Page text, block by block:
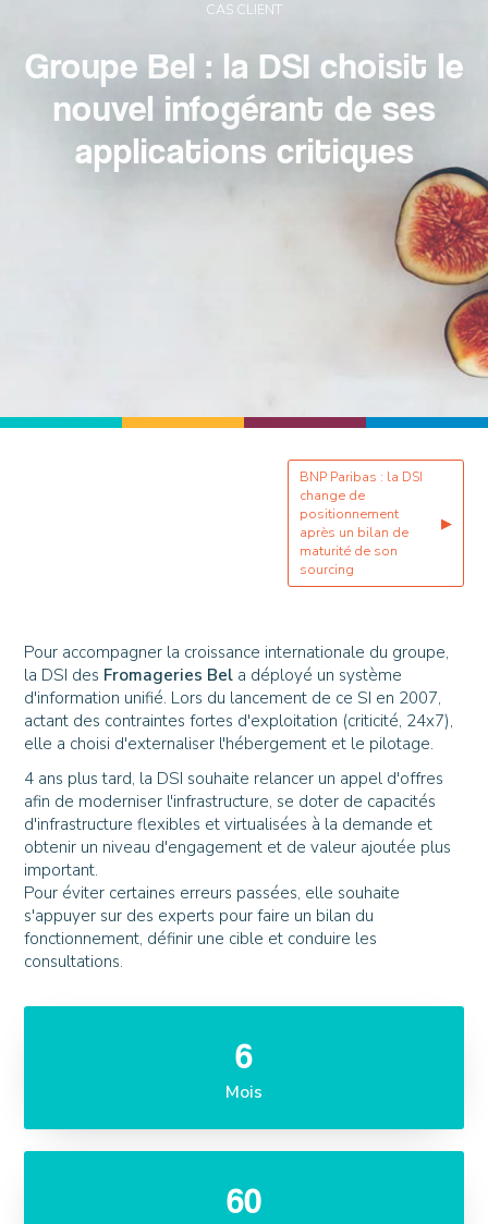
CAS CLIENT
Groupe Bel : la DSI choisit le
nouvel infogérant de ses
applications critiques
BNP Paribas : la DSI
change de
positionnement
après un bilan de
maturité de son
sourcing
▶
Pour accompagner la croissance internationale du groupe,
la DSI des Fromageries Bel a déployé un système
d'information unifié. Lors du lancement de ce SI en 2007,
actant des contraintes fortes d'exploitation (criticité, 24x7),
elle a choisi d'externaliser l'hébergement et le pilotage.
4 ans plus tard, la DSI souhaite relancer un appel d'offres
afin de moderniser l'infrastructure, se doter de capacités
d'infrastructure flexibles et virtualisées à la demande et
obtenir un niveau d'engagement et de valeur ajoutée plus
important.
Pour éviter certaines erreurs passées, elle souhaite
s'appuyer sur des experts pour faire un bilan du
fonctionnement, définir une cible et conduire les
consultations.
6
Mois
60